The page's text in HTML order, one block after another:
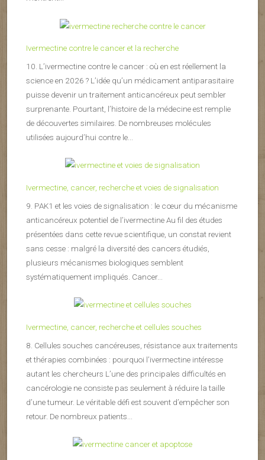
Ivermectine contre le cancer et la recherche
10. L’ivermectine contre le cancer : où en est réellement la
science en 2026 ? L’idée qu’un médicament antiparasitaire
puisse devenir un traitement anticancéreux peut sembler
surprenante. Pourtant, l’histoire de la médecine est remplie
de découvertes similaires. De nombreuses molécules
utilisées aujourd’hui contre le...
Ivermectine, cancer, recherche et voies de signalisation
9. PAK1 et les voies de signalisation : le cœur du mécanisme
anticancéreux potentiel de l’ivermectine Au fil des études
présentées dans cette revue scientifique, un constat revient
sans cesse : malgré la diversité des cancers étudiés,
plusieurs mécanismes biologiques semblent
systématiquement impliqués. Cancer...
Ivermectine, cancer, recherche et cellules souches
8. Cellules souches cancéreuses, résistance aux traitements
et thérapies combinées : pourquoi l’ivermectine intéresse
autant les chercheurs L’une des principales difficultés en
cancérologie ne consiste pas seulement à réduire la taille
d’une tumeur. Le véritable défi est souvent d’empêcher son
retour. De nombreux patients...